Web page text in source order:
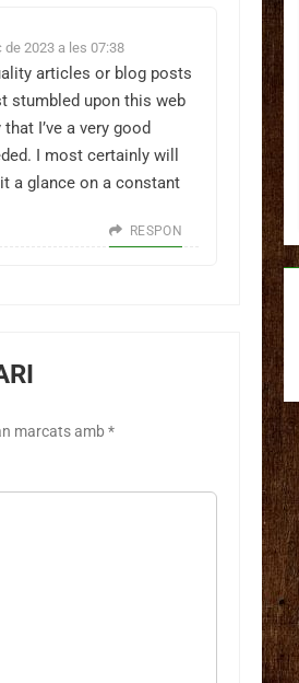
de 2023 a les 07:38
articles or blog posts
stumbled upon this web
I’ve a very good
I most certainly will
a glance on a constant
RESPON
marcats amb *